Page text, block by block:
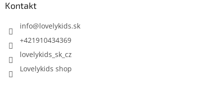
Kontakt
info@lovelykids.sk
+421910434369
lovelykids_sk_cz
Lovelykids shop